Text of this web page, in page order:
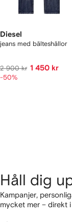
Diesel
jeans med bälteshällor
2 900 kr 1 450 kr
-50%
Håll dig
Kampanjer,
mycket mer – direkt